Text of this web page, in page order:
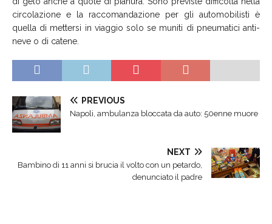
circolazione e la raccomandazione per gli automobilisti è
quella di mettersi in viaggio solo se muniti di pneumatici anti-
neve o di catene.
PREVIOUS
Napoli, ambulanza bloccata da auto: 50enne muore
NEXT
Bambino di 11 anni si brucia il volto con un petardo,
denunciato il padre